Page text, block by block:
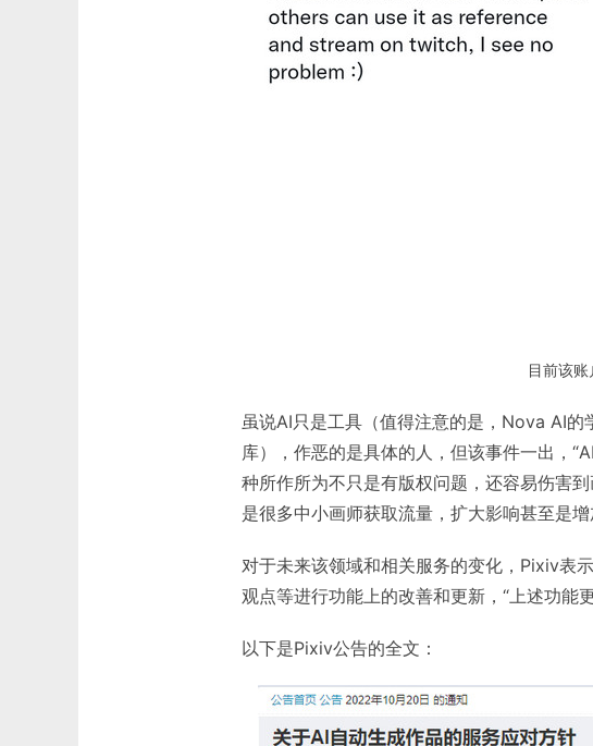
目前该
虽说AI只是工具（值得注意的是，Nova AI
库），作恶的是具体的人，但该事件一出，
种所作所为不只是有版权问题，还容易伤害
是很多中小画师获取流量，扩大影响甚至是增
对于未来该领域和相关服务的变化，Pixiv表
观点等进行功能上的改善和更新，“上述功能
以下是Pixiv公告的全文：